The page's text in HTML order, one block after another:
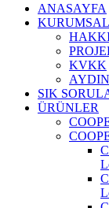
ANASAYFA
KURUMSAL
KVKK
SIK
ÜRÜNLER